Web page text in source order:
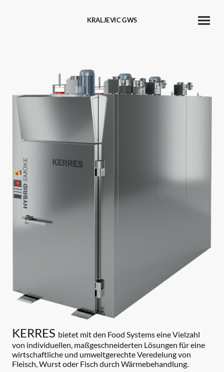
KRALJEVIC GWS
KERRES bietet mit den Food Systems eine Vielzahl
von individuellen, maßgeschneiderten Lösungen für eine
wirtschaftliche und umweltgerechte Veredelung von
Fleisch, Wurst oder Fisch durch Wärmebehandlung.